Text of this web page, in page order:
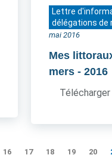
Lettre
délégations de
mai 2016
Mes
mers - 2016
16 17 18 19 20